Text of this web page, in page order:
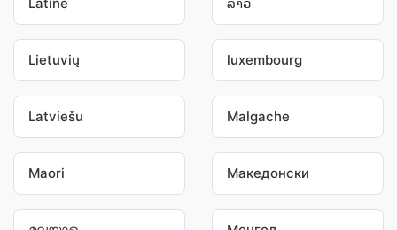
Lietuvių luxembourg
Latviešu Malgache
Maori Македонски